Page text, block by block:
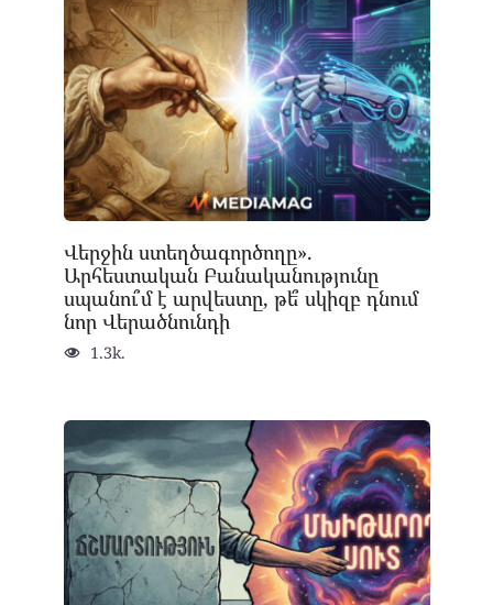
Վերջին ստեղծագործողը».
Արհեստական Բանականությունը
սպանու՞մ է արվեստը, թե՞ սկիզբ դնում
նոր Վերածնունդի
1.3k.